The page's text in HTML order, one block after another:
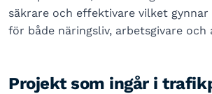
säkrare och effektivare vilket
för både näringsliv, arbetsgivare och
Projekt som ingår i